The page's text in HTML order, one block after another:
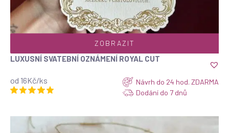
Top
ZOBRAZIT
LUXUSNÍ SVATEBNÍ OZNÁMENÍ ROYAL CUT
od 16Kč/ks
Návrh do 24 hod. ZDARMA
Dodání do 7 dnů